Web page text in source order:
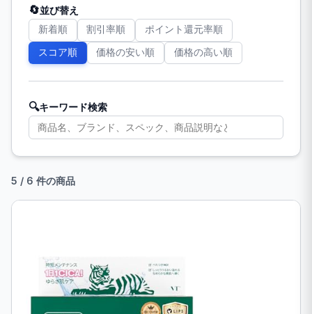
🔄並び替え
新着順 割引率順 ポイント還元率順
スコア順 価格の安い順 価格の高い順
🔍キーワード検索
5 / 6 件の商品